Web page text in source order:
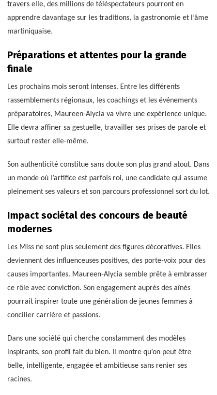
travers elle, des millions de téléspectateurs pourront en
apprendre davantage sur les traditions, la gastronomie et l’âme
martiniquaise.
Préparations et attentes pour la grande
finale
Les prochains mois seront intenses. Entre les différents
rassemblements régionaux, les coachings et les événements
préparatoires, Maureen-Alycia va vivre une expérience unique.
Elle devra affiner sa gestuelle, travailler ses prises de parole et
surtout rester elle-même.
Son authenticité constitue sans doute son plus grand atout. Dans
un monde où l’artifice est parfois roi, une candidate qui assume
pleinement ses valeurs et son parcours professionnel sort du lot.
Impact sociétal des concours de beauté
modernes
Les Miss ne sont plus seulement des figures décoratives. Elles
deviennent des influenceuses positives, des porte-voix pour des
causes importantes. Maureen-Alycia semble prête à embrasser
ce rôle avec conviction. Son engagement auprès des aînés
pourrait inspirer toute une génération de jeunes femmes à
concilier carrière et passions.
Dans une société qui cherche constamment des modèles
inspirants, son profil fait du bien. Il montre qu’on peut être
belle, intelligente, engagée et ambitieuse sans renier ses
racines.